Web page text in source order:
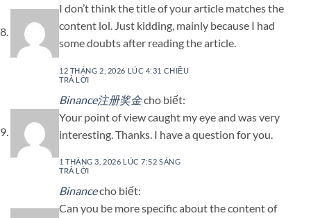
I don’t think the title of your article matches the
content lol. Just kidding, mainly because I had
some doubts after reading the article.
12 THÁNG 2, 2026 LÚC 4:31 CHIỀU
TRẢ LỜI
Binance注册奖金cho biết:
Your point of view caught my eye and was very
interesting. Thanks. I have a question for you.
1 THÁNG 3, 2026 LÚC 7:52 SÁNG
TRẢ LỜI
Binancecho biết:
Can you be more specific about the content of